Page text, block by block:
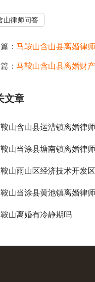
山律师问答
： 马鞍山含山县离婚律
： 马鞍山含山县离婚财
文章
山含山县运漕镇离婚律
山当涂县塘南镇离婚律
山雨山区经济技术开发
山当涂县黄池镇离婚律
山离婚有冷静期吗